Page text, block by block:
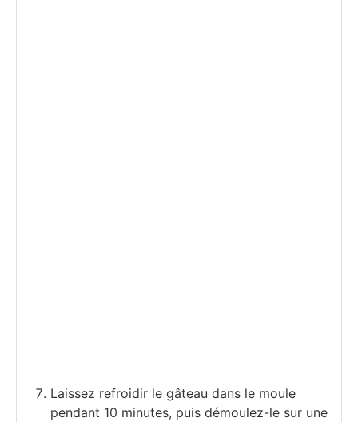
Laissez refroidir le gâteau dans le moule
pendant 10 minutes, puis démoulez-le sur une